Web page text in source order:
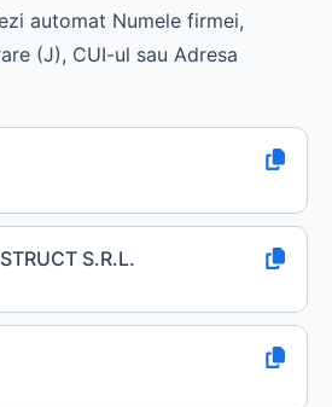
automat Numele firmei,
(J), CUI-ul sau Adresa
S.R.L.